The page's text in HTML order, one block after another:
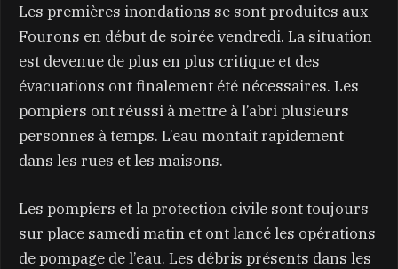
Les premières inondations se sont produites aux
Fourons en début de soirée vendredi. La situation
est devenue de plus en plus critique et des
évacuations ont finalement été nécessaires. Les
pompiers ont réussi à mettre à l’abri plusieurs
personnes à temps. L’eau montait rapidement
dans les rues et les maisons.
Les pompiers et la protection civile sont toujours
sur place samedi matin et ont lancé les opérations
de pompage de l’eau. Les débris présents dans les